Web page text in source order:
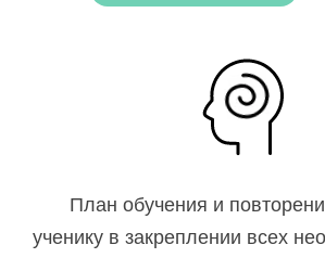
План обучения и
ученику в закреплении всех